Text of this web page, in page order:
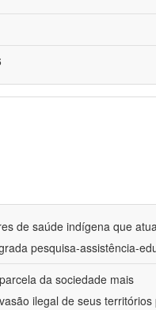
de saúde indígena que
pesquisa-assistência-
da sociedade mais
ilegal de seus territórios